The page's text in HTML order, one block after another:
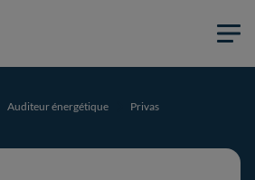
Auditeur énergétique
Privas